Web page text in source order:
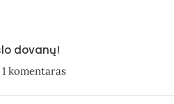
dovanų!
1 komentaras